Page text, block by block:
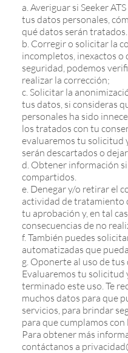
a. Averiguar si Seeker
tus datos personales,
qué datos serán tratados.
b. Corregir o solicitar la
incompletos, inexactos o
seguridad, podemos
realizar la corrección;
c. Solicitar la
tus datos, si consideras
personales ha sido
los tratados con tu
evaluaremos tu solicitud
serán descartados o
d. Obtener información
compartidos.
e. Denegar y/o retirar el
actividad de tratamiento
tu aprobación y, en tal
consecuencias de no
f. También puedes
automatizadas que
g. Oponerte al uso de tus
Evaluaremos tu solicitud
terminado este uso. Te
muchos datos para que
servicios, para brindar
para que cumplamos con
Para obtener más
contáctanos a